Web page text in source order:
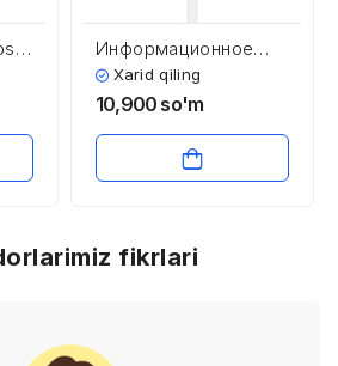
Информационное
обеспечение
внешнеэкономической
Xarid qiling
10,900 so'm
fikrlari